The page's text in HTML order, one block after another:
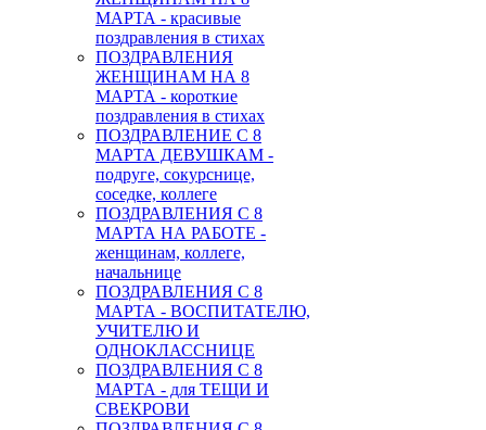
МАРТА - красивые
поздравления в стихах
ПОЗДРАВЛЕНИЯ
ЖЕНЩИНАМ НА 8
МАРТА - короткие
поздравления в стихах
ПОЗДРАВЛЕНИЕ С 8
МАРТА ДЕВУШКАМ -
подруге, сокурснице,
соседке, коллеге
ПОЗДРАВЛЕНИЯ С 8
МАРТА НА РАБОТЕ -
женщинам, коллеге,
начальнице
ПОЗДРАВЛЕНИЯ С 8
МАРТА - ВОСПИТАТЕЛЮ,
УЧИТЕЛЮ И
ОДНОКЛАССНИЦЕ
ПОЗДРАВЛЕНИЯ С 8
МАРТА - для ТЕЩИ И
СВЕКРОВИ